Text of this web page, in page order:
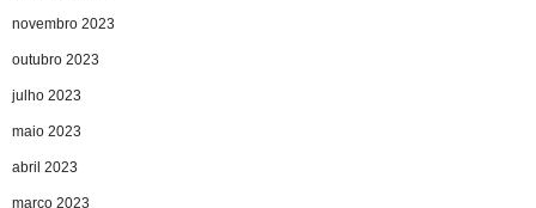
novembro 2023
outubro 2023
julho 2023
maio 2023
abril 2023
março 2023